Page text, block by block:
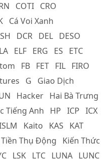
COTI CRO
Cá Voi Xanh
DCR DEL DESO
ELF ERG ES
ETC
FB FET FIL FIRO
G
Giao Dịch
Hacker Hai Bà Trưng
Tiếng Anh HP ICP ICX
Kaito KAS
KAT
Thụ Động
Kiến Thức
LSK LTC LUNA LUNC